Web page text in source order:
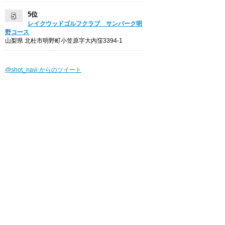
5位
レイクウッドゴルフクラブ サンパーク明
野コース
山梨県 北杜市明野町小笠原字大内窪3394-1
@shot_navi からのツイート